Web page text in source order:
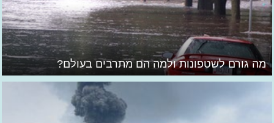
מה גורם לשטפונות ולמה הם מתרבים בעולם?